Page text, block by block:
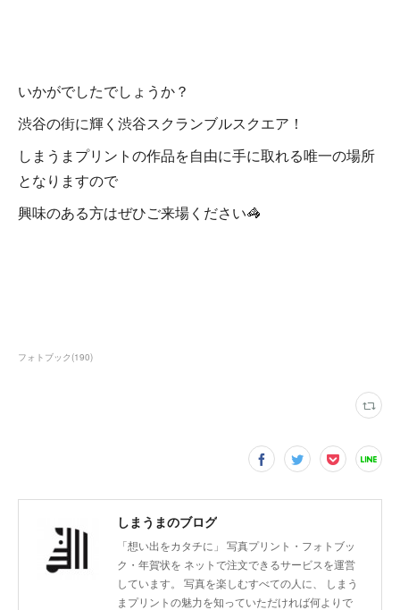
いかがでしたでしょうか？
渋谷の街に輝く渋谷スクランブルスクエア！
しまうまプリントの作品を自由に手に取れる唯一の場所
となりますので
興味のある方はぜひご来場ください🦓
フォトブック (190)
しまうまのブログ
「想い出をカタチに」 写真プリント・フォトブッ
ク・年賀状を ネットで注文できるサービスを運営
しています。 写真を楽しむすべての人に、 しまう
まプリントの魅力を知っていただければ何よりで